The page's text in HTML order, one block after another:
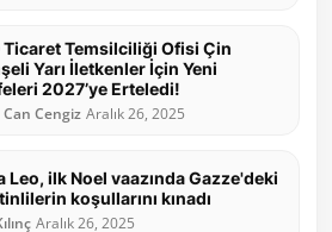
Ticaret Temsilciliği Ofisi Çin
Yarı İletkenler İçin Yeni
2027’ye Erteledi!
Can Cengiz Aralık 26, 2025
Leo, ilk Noel vaazında Gazze'deki
koşullarını kınadı
Aralık 26, 2025